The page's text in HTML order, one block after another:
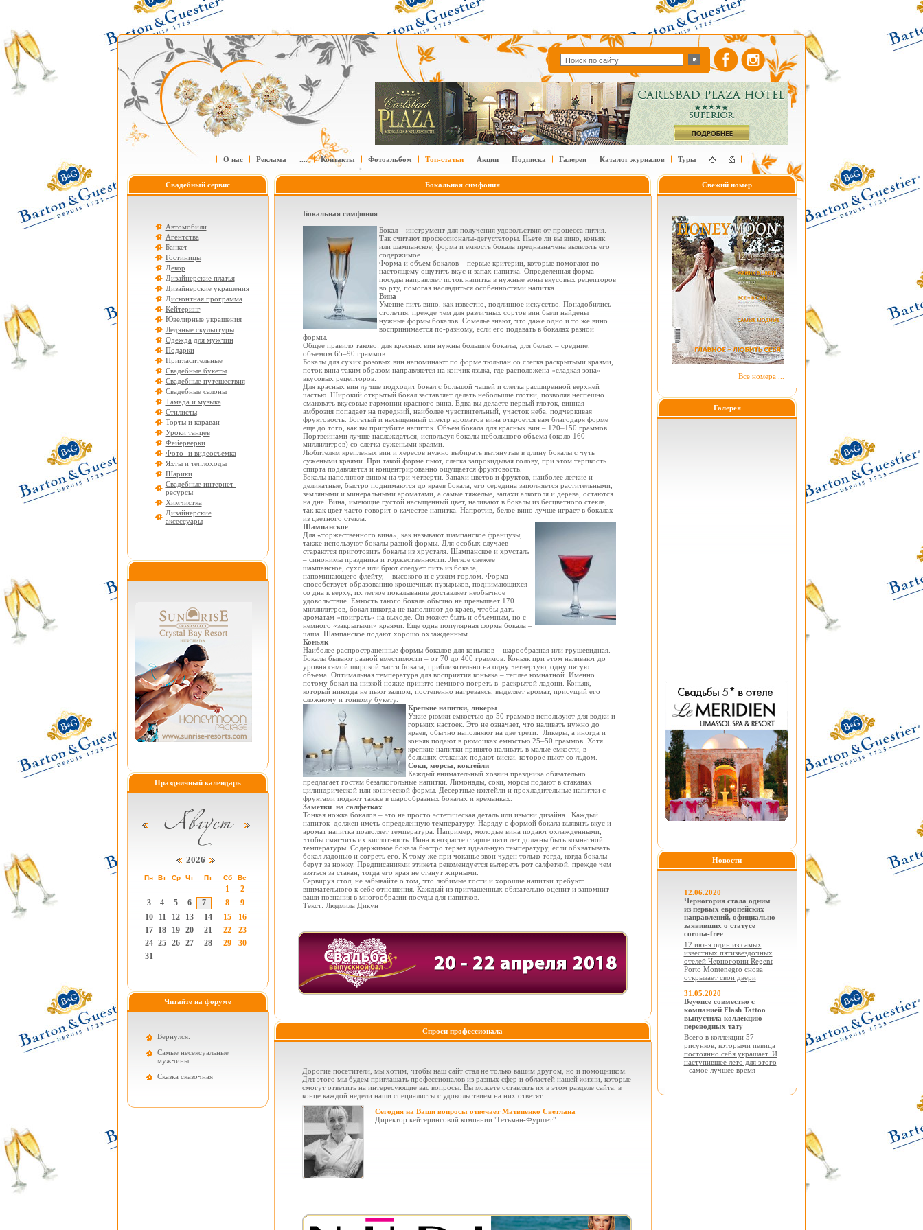
О нас Реклама .... Контакты Фотоальбом Топ-статьи Акции Подписка Галереи Каталог журналов Туры
Свадебный сервис
Автомобили
Агентства
Банкет
Гостиницы
Декор
Дизайнерские платья
Дизайнерские украшения
Дисконтная программа
Кейтеринг
Ювелирные украшения
Ледяные скульптуры
Одежда для мужчин
Подарки
Пригласительные
Свадебные букеты
Свадебные путешествия
Свадебные салоны
Тамада и музыка
Стилисты
Торты и караваи
Уроки танцев
Фейерверки
Фото- и видеосъемка
Яхты и теплоходы
Шарики
Свадебные интернет-
ресурсы
Химчистка
Дизайнерские
аксессуары
Праздничный календарь
2026
Пн Вт Ср Чт Пт Сб Вс
1
2
3
4 5 6 7 8
9
10
11 12 13 14 15
16
17
18 19 20 21 22
23
24 25 26 27 28 29
30
31
Читайте на форуме
Вернулся.
Самые несексуальные
мужчины
Cказка сказочная
Бокальная симфония
Бокальная симфония
Бокал – инструмент для получения удовольствия от процесса пития.
Так считают профессионалы-дегустаторы. Пьете ли вы вино, коньяк
или шампанское, форма и емкость бокала предназначена выявлять его
содержимое.
Форма и объем бокалов – первые критерии, которые помогают по-
настоящему ощутить вкус и запах напитка. Определенная форма
посуды направляет поток напитка в нужные зоны вкусовых рецепторов
во рту, помогая насладиться особенностями напитка.
Вина
Умение пить вино, как известно, подлинное искусство. Понадобились
столетия, прежде чем для различных сортов вин были найдены
нужные формы бокалов. Сомелье знают, что даже одно и то же вино
воспринимается по-разному, если его подавать в бокалах разной
формы.
Общее правило таково: для красных вин нужны большие бокалы, для белых – средние,
объемом 65–90 граммов.
Бокалы для сухих розовых вин напоминают по форме тюльпан со слегка раскрытыми краями,
поток вина таким образом направляется на кончик языка, где расположена «сладкая зона»
вкусовых рецепторов.
Для красных вин лучше подходит бокал с большой чашей и слегка расширенной верхней
частью. Широкий открытый бокал заставляет делать небольшие глотки, позволяя неспешно
смаковать вкусовые гармонии красного вина. Едва вы делаете первый глоток, винная
амброзия попадает на передний, наиболее чувствительный, участок неба, подчеркивая
фруктовость. Богатый и насыщенный спектр ароматов вина откроется вам благодаря форме
еще до того, как вы пригубите напиток. Объем бокала для красных вин – 120–150 граммов.
Портвейнами лучше наслаждаться, используя бокалы небольшого объема (около 160
миллилитров) со слегка сужеными краями.
Любителям крепленых вин и хересов нужно выбирать вытянутые в длину бокалы с чуть
сужеными краями. При такой форме пьют, слегка запрокидывая голову, при этом терпкость
спирта подавляется и концентрированно ощущается фруктовость.
Бокалы наполняют вином на три четверти. Запахи цветов и фруктов, наиболее легкие и
деликатные, быстро поднимаются до краев бокала, его середина заполняется растительными,
земляными и минеральными ароматами, а самые тяжелые, запахи алкоголя и дерева, остаются
на дне. Вина, имеющие густой насыщенный цвет, наливают в бокалы из бесцветного стекла,
так как цвет часто говорит о качестве напитка. Напротив, белое вино лучше играет в бокалах
из цветного стекла.
Шампанское
Для «торжественного вина», как называют шампанское французы,
также используют бокалы разной формы. Для особых случаев
стараются приготовить бокалы из хрусталя. Шампанское и хрусталь
– синонимы праздника и торжественности. Легкое свежее
шампанское, сухое или брют следует пить из бокала,
напоминающего флейту, – высокого и с узким горлом. Форма
способствует образованию крошечных пузырьков, поднимающихся
со дна к верху, их легкое покалывание доставляет необычное
удовольствие. Емкость такого бокала обычно не превышает 170
миллилитров, бокал никогда не наполняют до краев, чтобы дать
ароматам «поиграть» на выходе. Он может быть и объемным, но с
немного «закрытыми» краями. Еще одна популярная форма бокала –
чаша. Шампанское подают хорошо охлажденным.
Коньяк
Наиболее распространенные формы бокалов для коньяков – шарообразная или грушевидная.
Бокалы бывают разной вместимости – от 70 до 400 граммов. Коньяк при этом наливают до
уровня самой широкой части бокала, приблизительно на одну четвертую, одну пятую
объема. Оптимальная температура для восприятия коньяка – теплее комнатной. Именно
потому бокал на низкой ножке принято немного погреть в раскрытой ладони. Коньяк,
который никогда не пьют залпом, постепенно нагреваясь, выделяет аромат, присущий его
сложному и тонкому букету.
Крепкие напитки, ликеры
Узкие рюмки емкостью до 50 граммов используют для водки и
горьких настоек. Это не означает, что наливать нужно до
краев, обычно наполняют на две трети. Ликеры, а иногда и
коньяк подают в рюмочках емкостью 25–50 граммов. Хотя
крепкие напитки принято наливать в малые емкости, в
больших стаканах подают виски, которое пьют со льдом.
Соки, морсы, коктейли
Каждый внимательный хозяин праздника обязательно
предлагает гостям безалкогольные напитки. Лимонады, соки, морсы подают в стаканах
цилиндрической или конической формы. Десертные коктейли и прохладительные напитки с
фруктами подают также в шарообразных бокалах и креманках.
Заметки на салфетках
Тонкая ножка бокалов – это не просто эстетическая деталь или изыски дизайна. Каждый
напиток должен иметь определенную температуру. Наряду с формой бокала выявить вкус и
аромат напитка позволяет температура. Например, молодые вина подают охлажденными,
чтобы смягчить их кислотность. Вина в возрасте старше пяти лет должны быть комнатной
температуры. Содержимое бокала быстро теряет идеальную температуру, если обхватывать
бокал ладонью и согреть его. К тому же при чоканье звон чуден только тогда, когда бокалы
берут за ножку. Предписаниями этикета рекомендуется вытереть рот салфеткой, прежде чем
взяться за стакан, тогда его края не станут жирными.
Сервируя стол, не забывайте о том, что любимые гости и хорошие напитки требуют
внимательного к себе отношения. Каждый из приглашенных обязательно оценит и запомнит
ваши познания в многообразии посуды для напитков.
Текст: Людмила Дикун
Спроси профессионала
Дорогие посетители, мы хотим, чтобы наш сайт стал не только вашим другом, но и помощником.
Для этого мы будем приглашать профессионалов из разных сфер и областей нашей жизни, которые
смогут ответить на интересующие вас вопросы. Вы можете оставлять их в этом разделе сайта, в
конце каждой недели наши специалисты с удовольствием на них ответят.
Сегодня на Ваши вопросы отвечает Матвиенко Светлана
Директор кейтеринговой компании "Гетьман-Фуршет"
Свежий номер
Все номера ...
Галерея
Новости
12.06.2020
Черногория стала одним
из первых европейских
направлений, официально
заявивших о статусе
corona-free
12 июня один из самых
известных пятизвездочных
отелей Черногории Regent
Porto Montenegro снова
открывает свои двери
31.05.2020
Beyonce совместно с
компанией Flash Tattoo
выпустила коллекцию
переводных тату
Всего в коллекции 57
рисунков, которыми певица
постоянно себя украшает. И
наступившее лето для этого
- самое лучшее время